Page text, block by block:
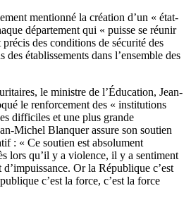
mentionné la création d’un « état-
département qui « puisse se réunir
des conditions de sécurité des
des établissements dans l’ensemble des
le ministre de l’Éducation, Jean-
le renforcement des « institutions
difficiles et une plus grande
Michel Blanquer assure son soutien
: « Ce soutien est absolument
lors qu’il y a violence, il y a sentiment
Or la République c’est
c’est la force, c’est la force